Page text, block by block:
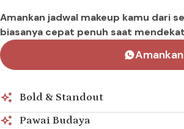
Amankan jadwal makeup kamu dari
biasanya cepat penuh saat
Bold & Standout
Pawai Budaya